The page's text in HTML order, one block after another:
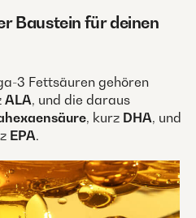
Baustein für deinen
3 Fettsäuren gehören
ALA, und die daraus
, kurz DHA, und
EPA.